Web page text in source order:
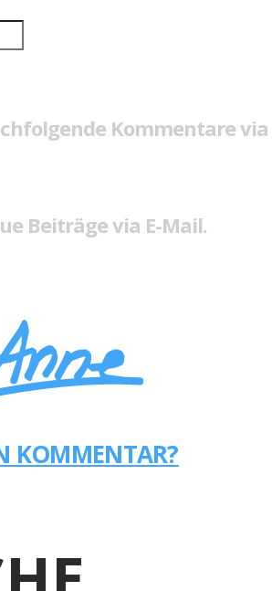
Kommentare via
Beiträge via E-Mail.
KOMMENTAR?